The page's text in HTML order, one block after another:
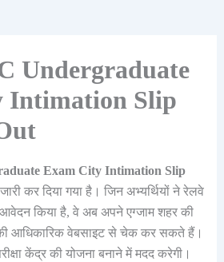
Undergraduate
Intimation Slip
Exam City Intimation Slip
कर दिया गया है। जिन अभ्यर्थियों ने रेलवे
किया है, वे अब अपने एग्जाम शहर की
आधिकारिक वेबसाइट से चेक कर सकते हैं।
केंद्र की योजना बनाने में मदद करेगी।